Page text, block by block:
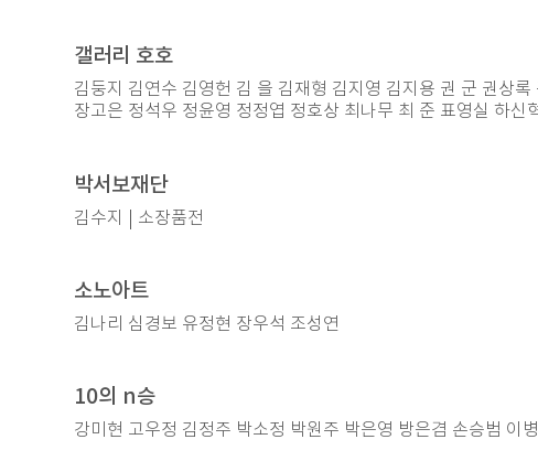
​갤러리 호호
김둥지 김연수 김영헌 김 을 김재형 김지영 김지용 권 군 권상
장고은 정석우 정윤영 정정엽 정호상 최나무 최 준 표영실 하신
박서보재단
김수지 | 소장품전
소노아트
김나리 심경보 유정현 장우석 조성연
10의 n승
강미현 고우정 김정주 박소정 박원주 박은영 방은겸 손승범 이